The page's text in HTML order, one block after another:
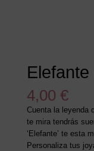
4,00 €
Cuenta la leyenda
te mira tendrás
‘Elefante’ te esta
Personaliza tus